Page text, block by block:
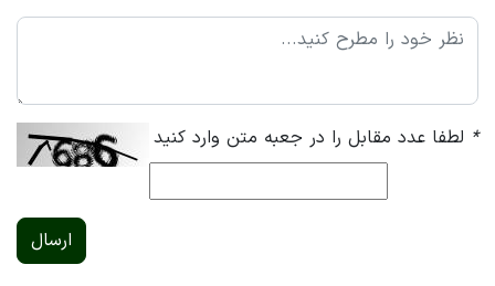
* لطفا عدد مقابل را در جعبه متن وارد کنید
ارسال